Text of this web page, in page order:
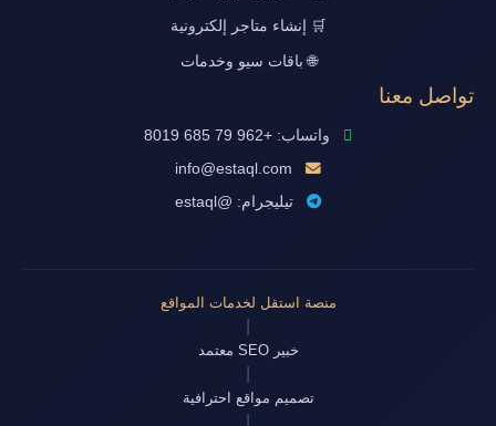
🛒 إنشاء متاجر إلكترونية
🌐 باقات سيو وخدمات
تواصل معنا
واتساب: +962 79 685 8019
info@estaql.com
تيليجرام: @estaql
منصة استقل لخدمات المواقع
خبير SEO معتمد
تصميم مواقع احترافية